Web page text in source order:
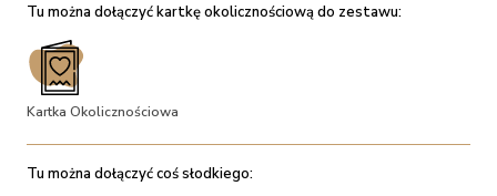
Tu można dołączyć kartkę okolicznościową do zestawu:
Kartka Okolicznościowa
Tu można dołączyć coś słodkiego: